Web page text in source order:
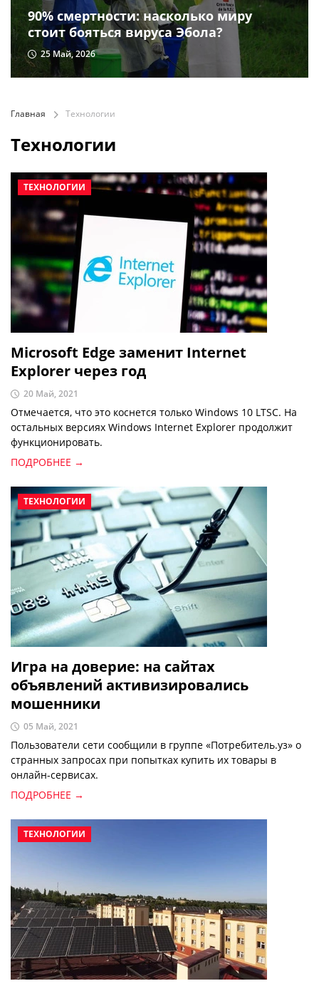
90% смертности: насколько миру
стоит бояться вируса Эбола?
25 Май, 2026
Главная Технологии
Технологии
ТЕХНОЛОГИИ
Microsoft Edge заменит Internet
Explorer через год
20 Май, 2021
Отмечается, что это коснется только Windows 10 LTSC. На
остальных версиях Windows Internet Explorer продолжит
функционировать.
ПОДРОБНЕЕ →
ТЕХНОЛОГИИ
Игра на доверие: на сайтах
объявлений активизировались
мошенники
05 Май, 2021
Пользователи сети сообщили в группе «Потребитель.уз» о
странных запросах при попытках купить их товары в
онлайн-сервисах.
ПОДРОБНЕЕ →
ТЕХНОЛОГИИ